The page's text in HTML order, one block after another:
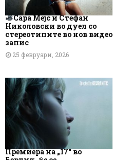
Сара Мејс и Стефан
Николовски во дуел со
стереотипите во нов видео
запис
25 февруари, 2026
Премиера на „17“ во